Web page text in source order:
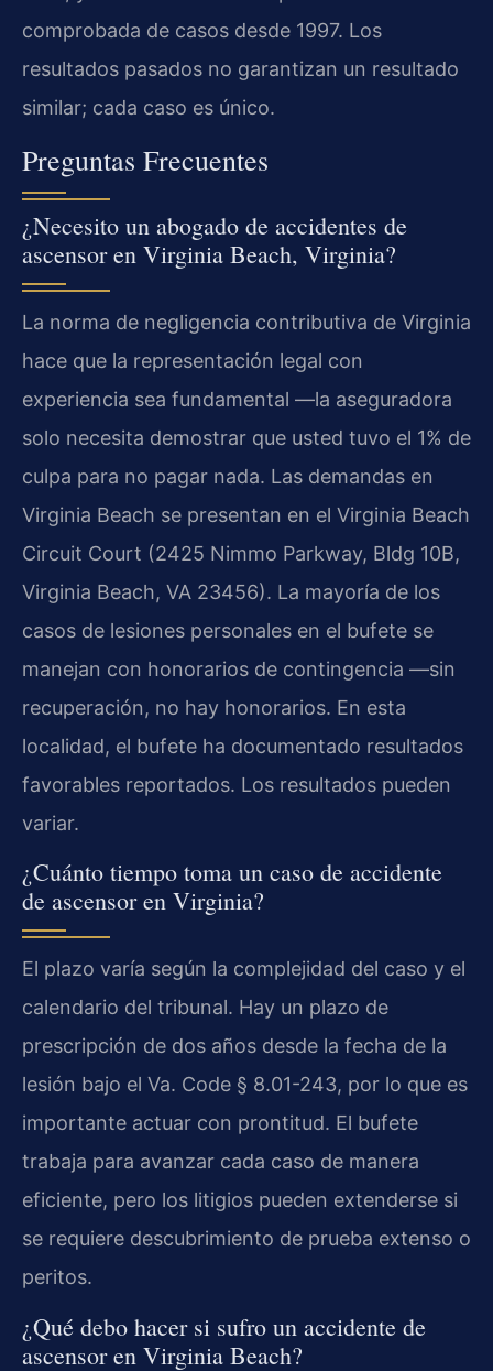
comprobada de casos desde 1997. Los
resultados pasados no garantizan un resultado
similar; cada caso es único.
Preguntas Frecuentes
¿Necesito un abogado de accidentes de
ascensor en Virginia Beach, Virginia?
La norma de negligencia contributiva de Virginia
hace que la representación legal con
experiencia sea fundamental —la aseguradora
solo necesita demostrar que usted tuvo el 1% de
culpa para no pagar nada. Las demandas en
Virginia Beach se presentan en el Virginia Beach
Circuit Court (2425 Nimmo Parkway, Bldg 10B,
Virginia Beach, VA 23456). La mayoría de los
casos de lesiones personales en el bufete se
manejan con honorarios de contingencia —sin
recuperación, no hay honorarios. En esta
localidad, el bufete ha documentado resultados
favorables reportados. Los resultados pueden
variar.
¿Cuánto tiempo toma un caso de accidente
de ascensor en Virginia?
El plazo varía según la complejidad del caso y el
calendario del tribunal. Hay un plazo de
prescripción de dos años desde la fecha de la
lesión bajo el Va. Code § 8.01-243, por lo que es
importante actuar con prontitud. El bufete
trabaja para avanzar cada caso de manera
eficiente, pero los litigios pueden extenderse si
se requiere descubrimiento de prueba extenso o
peritos.
¿Qué debo hacer si sufro un accidente de
ascensor en Virginia Beach?